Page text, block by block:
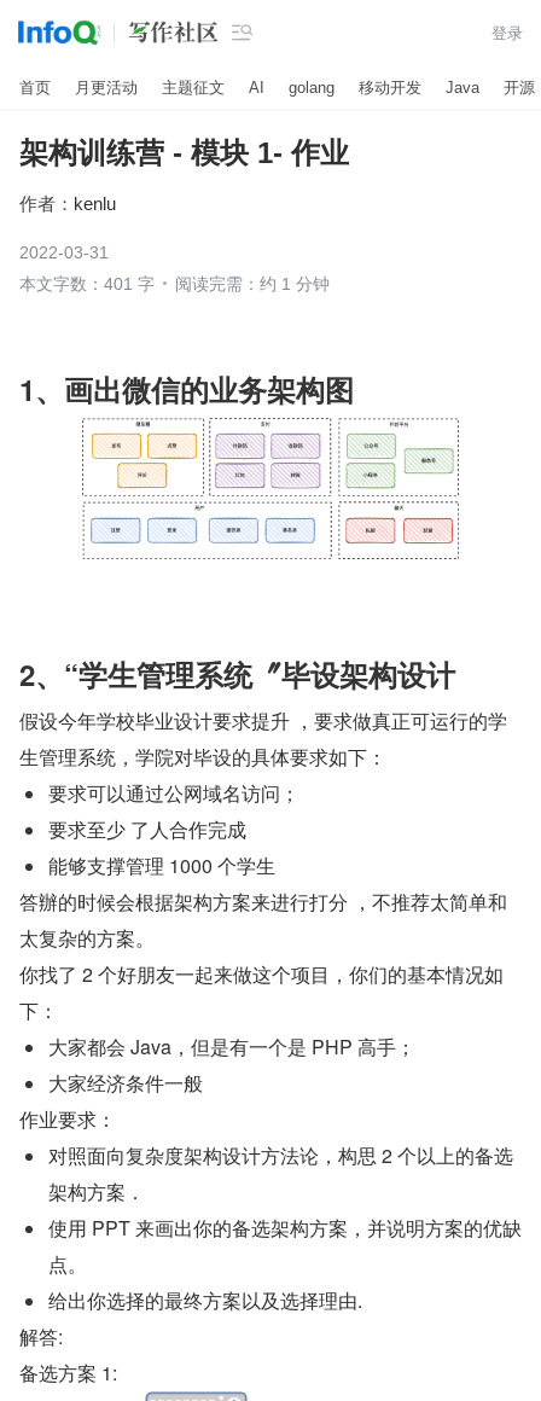
 登录
首页 月更活动 主题征文 AI golang 移动开发 Java 开源
架构训练营 - 模块 1- 作业
作者： kenlu
2022-03-31
本文字数：401 字
阅读完需：约 1 分钟
1、画出微信的业务架构图
2、“学生管理系统〞毕设架构设计
假设今年学校毕业设计要求提升 ，要求做真正可运行的学
生管理系统，学院对毕设的具体要求如下：
要求可以通过公网域名访问；
要求至少 了人合作完成
能够支撑管理 1000 个学生
答辦的时候会根据架构方案来进行打分 ，不推荐太简单和
太复杂的方案。
你找了 2 个好朋友一起来做这个项目，你们的基本情况如
下：
大家都会 Java，但是有一个是 PHP 高手；
大家经济条件一般
作业要求：
对照面向复杂度架构设计方法论，构思 2 个以上的备选
架构方案．
使用 PPT 来画出你的备选架构方案，并说明方案的优缺
点。
给出你选择的最终方案以及选择理由.
解答:
备选方案 1: